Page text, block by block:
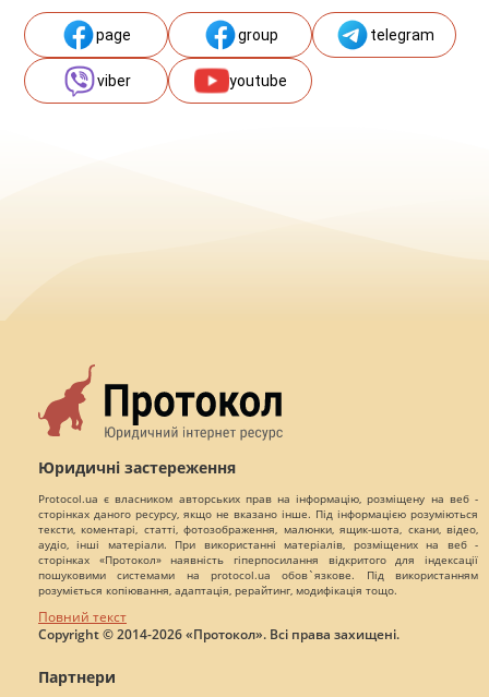
page group telegram
viber youtube
Юридичні застереження
Protocol.ua є власником авторських прав на інформацію, розміщену на веб -
сторінках даного ресурсу, якщо не вказано інше. Під інформацією розуміються
тексти, коментарі, статті, фотозображення, малюнки, ящик-шота, скани, відео,
аудіо, інші матеріали. При використанні матеріалів, розміщених на веб -
сторінках «Протокол» наявність гіперпосилання відкритого для індексації
пошуковими системами на protocol.ua обов`язкове. Під використанням
розуміється копіювання, адаптація, рерайтинг, модифікація тощо.
Повний текст
Copyright © 2014-2026 «Протокол». Всі права захищені.
Партнери